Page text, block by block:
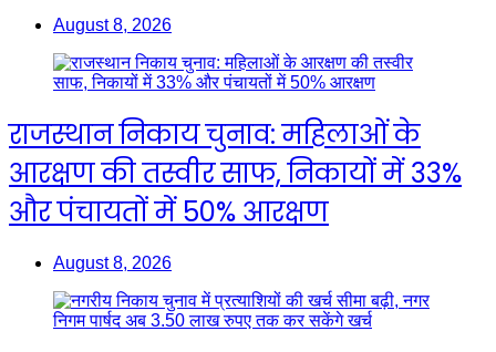
August 8, 2026
राजस्थान निकाय चुनाव: महिलाओं के
आरक्षण की तस्वीर साफ, निकायों में 33%
और पंचायतों में 50% आरक्षण
August 8, 2026